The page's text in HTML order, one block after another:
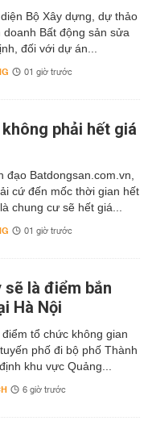
Bộ Xây dựng, dự thảo
doanh Bất động sản sửa
đối với dự án...
01 giờ trước
phải hết giá
đạo Batdongsan.com.vn,
cứ đến mốc thời gian hết
chung cư sẽ hết giá...
01 giờ trước
sẽ là điểm bắn
Hà Nội
tổ chức không gian
phố đi bộ phố Thành
khu vực Quảng...
6 giờ trước